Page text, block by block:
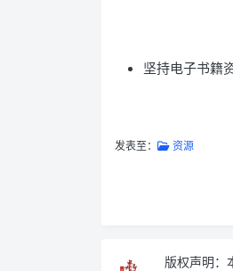
坚持电子书籍
发表至： 资源
版权声明：